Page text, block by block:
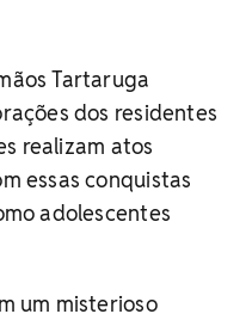
Tartaruga
dos residentes
realizam atos
essas conquistas
adolescentes
um misterioso